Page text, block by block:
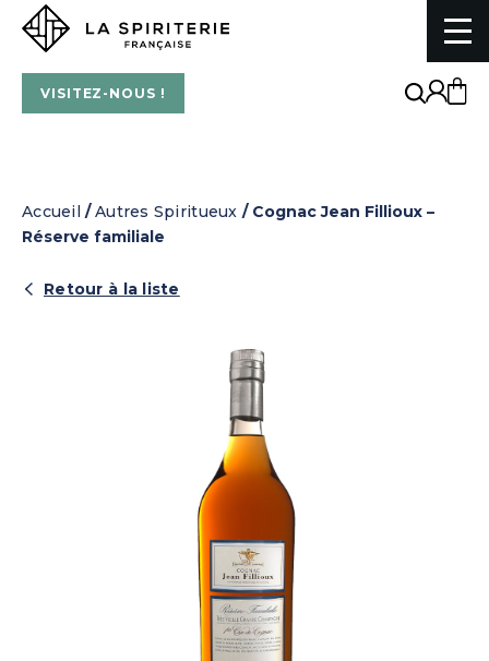
VISITEZ-NOUS !
La Spiriterie Française
Accueil /Autres Spiritueux / Cognac Jean Fillioux –
Réserve familiale
Retour à la liste